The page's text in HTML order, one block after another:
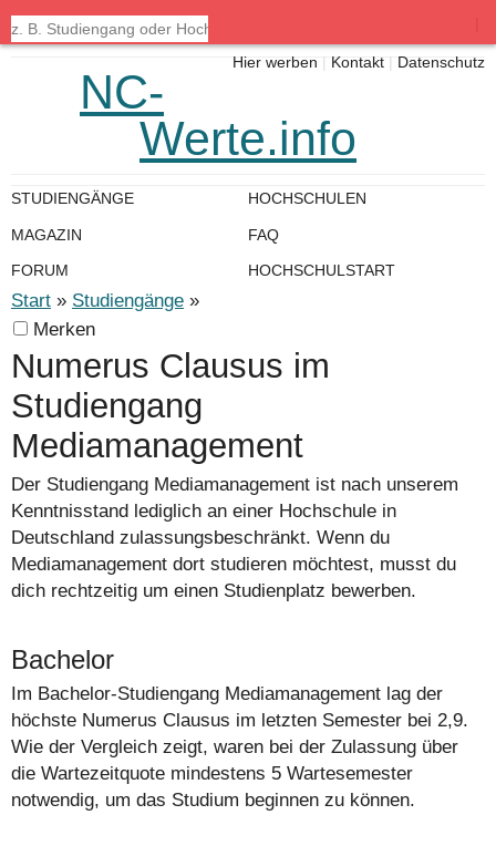
Start » Studiengänge »
Merken
Numerus Clausus im
Studiengang
Mediamanagement
Der Studiengang Mediamanagement ist nach unserem
Kenntnisstand lediglich an einer Hochschule in
Deutschland zulassungsbeschränkt. Wenn du
Mediamanagement dort studieren möchtest, musst du
dich rechtzeitig um einen Studienplatz bewerben.
Bachelor
Im Bachelor-Studiengang Mediamanagement lag der
höchste Numerus Clausus im letzten Semester bei 2,9.
Wie der Vergleich zeigt, waren bei der Zulassung über
die Wartezeitquote mindestens 5 Wartesemester
notwendig, um das Studium beginnen zu können.
Hier werben Kontakt Datenschutz
NC-
Werte.info
STUDIENGÄNGE HOCHSCHULEN
MAGAZIN FAQ
FORUM HOCHSCHULSTART